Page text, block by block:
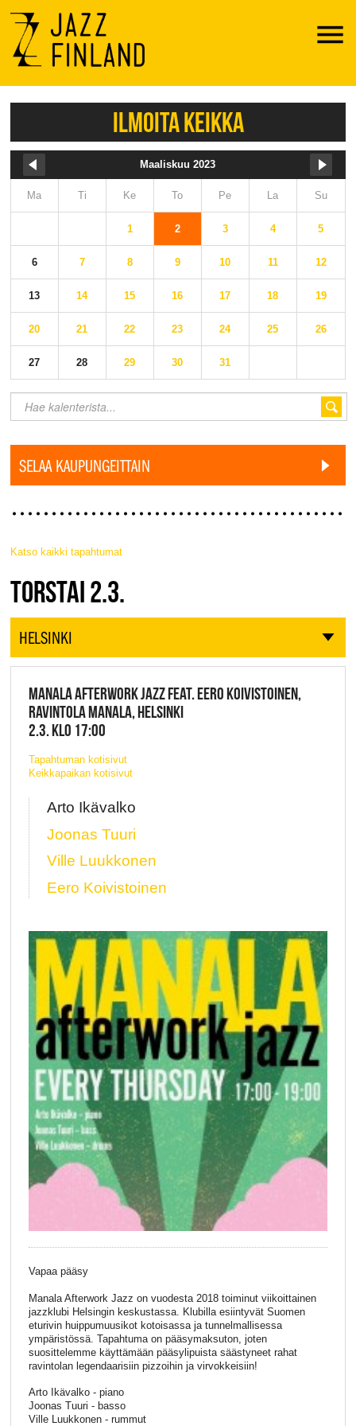
Menu
ILMOITA KEIKKA
Maaliskuu 2023
Ma Ti Ke To Pe La Su
1 2 3 4 5
6 7 8 9 10 11 12
13 14 15 16 17 18 19
20 21 22 23 24 25 26
27 28 29 30 31
SELAA KAUPUNGEITTAIN
Katso kaikki tapahtumat
JAZZ FINLAND LIVE
TORSTAI 2.3.
HELSINKI
MANALA AFTERWORK JAZZ FEAT. EERO KOIVISTOINEN,
RAVINTOLA MANALA, HELSINKI
2.3. KLO 17:00
Tapahtuman kotisivut
Keikkapaikan kotisivut
Arto Ikävalko
Joonas Tuuri
Ville Luukkonen
Eero Koivistoinen
Vapaa pääsy
Manala Afterwork Jazz on vuodesta 2018 toiminut viikoittainen
jazzklubi Helsingin keskustassa. Klubilla esiintyvät Suomen
eturivin huippumuusikot kotoisassa ja tunnelmallisessa
ympäristössä. Tapahtuma on pääsymaksuton, joten
suosittelemme käyttämään pääsylipuista säästyneet rahat
ravintolan legendaarisiin pizzoihin ja virvokkeisiin!
Arto Ikävalko - piano
Joonas Tuuri - basso
Ville Luukkonen - rummut